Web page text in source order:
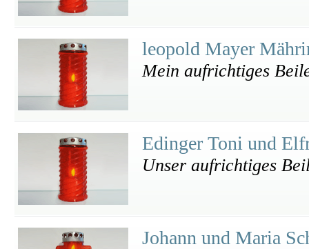
leopold Mayer
Mein aufrichtiges
Edinger Toni und
Unser aufrichtiges
Johann und Maria